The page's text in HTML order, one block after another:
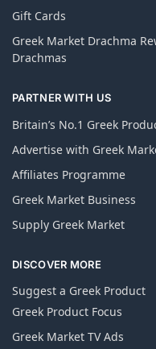
Gift Cards
Greek Market Drachma
Drachmas
PARTNER WITH US
Britain’s No.1 Greek
Advertise with Greek
Affiliates Programme
Greek Market Business
Supply Greek Market
DISCOVER MORE
Suggest a Greek Product
Greek Product Focus
Greek Market TV Ads